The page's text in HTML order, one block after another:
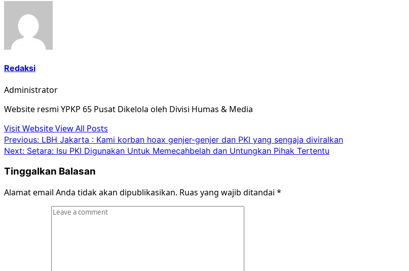
Redaksi
Administrator
Website resmi YPKP 65 Pusat Dikelola oleh Divisi Humas & Media
Visit WebsiteView All Posts
Post
navigation
Previous: LBH Jakarta : Kami korban hoax genjer-genjer dan PKI yang sengaja diviralkan
Next: Setara: Isu PKI Digunakan Untuk Memecahbelah dan Untungkan Pihak Tertentu
Tinggalkan Balasan
Alamat email Anda tidak akan dipublikasikan. Ruas yang wajib ditandai *